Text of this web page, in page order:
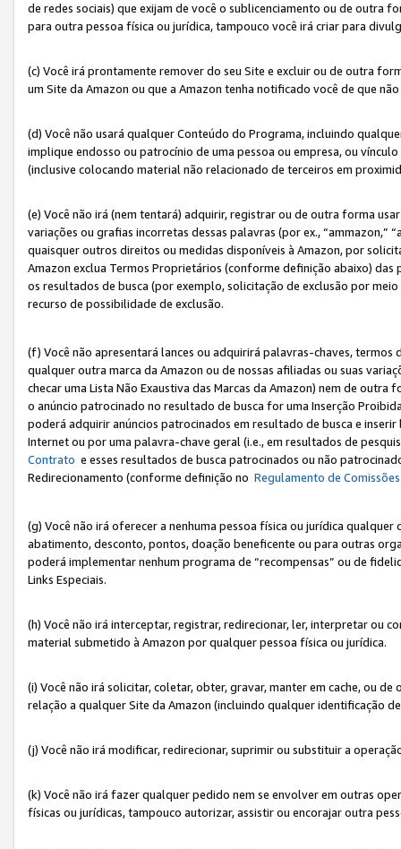
de redes sociais) que exijam de você o sublicenciamento ou de outra
para outra pessoa física ou jurídica, tampouco você irá criar para
(c) Você irá prontamente remover do seu Site e excluir ou de outra
um Site da Amazon ou que a Amazon tenha notificado você de que
(d) Você não usará qualquer Conteúdo do Programa, incluindo
implique endosso ou patrocínio de uma pessoa ou empresa, ou
(inclusive colocando material não relacionado de terceiros em
(e) Você não irá (nem tentará) adquirir, registrar ou de outra forma
variações ou grafias incorretas dessas palavras (por ex., “ammazon,”
quaisquer outros direitos ou medidas disponíveis à Amazon, por
Amazon exclua Termos Proprietários (conforme definição abaixo)
os resultados de busca (por exemplo, solicitação de exclusão por
recurso de possibilidade de exclusão.
(f) Você não apresentará lances ou adquirirá palavras-chaves,
qualquer outra marca da Amazon ou de nossas afiliadas ou suas
checar uma Lista Não Exaustiva das Marcas da Amazon) nem de
o anúncio patrocinado no resultado de busca for uma Inserção
poderá adquirir anúncios patrocinados em resultado de busca e
Internet ou por uma palavra-chave geral (i.e., em resultados de
Contrato e esses resultados de busca patrocinados ou não
Redirecionamento (conforme definição no Regulamento de Comissões
(g) Você não irá oferecer a nenhuma pessoa física ou jurídica
abatimento, desconto, pontos, doação beneficente ou para outras
poderá implementar nenhum programa de “recompensas” ou de
Links Especiais.
(h) Você não irá interceptar, registrar, redirecionar, ler, interpretar
material submetido à Amazon por qualquer pessoa física ou jurídica.
(i) Você não irá solicitar, coletar, obter, gravar, manter em cache, ou
relação a qualquer Site da Amazon (incluindo qualquer identificação
(j) Você não irá modificar, redirecionar, suprimir ou substituir a
(k) Você não irá fazer qualquer pedido nem se envolver em outras
físicas ou jurídicas, tampouco autorizar, assistir ou encorajar outra